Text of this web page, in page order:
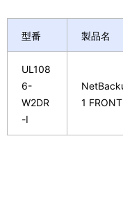
型番 製品名
UL108
6-
W2DR
-I
1